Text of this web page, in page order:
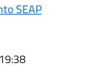
SEAP